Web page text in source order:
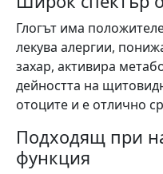
Глогът има
лекува алергии,
захар, активира
дейността на
отоците и е отлично
Подходящ при
функция